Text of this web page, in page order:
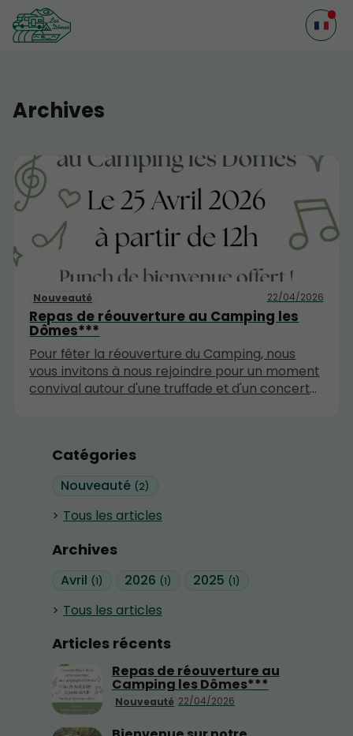
Catégories
Nouveauté (2)
Tous les articles
Archives
Avril (1) 2026 (1) 2025 (1)
Tous les articles
Articles récents
Nouveauté 22/04/2026
Repas de réouverture au
Camping les Dômes***
Archives
Nouveauté 22/04/2026
Repas de réouverture au Camping les
Dômes***
Pour fêter la réouverture du Camping, nous
vous invitons à nous rejoindre pour un moment
convival autour d'une truffade et d'un concert